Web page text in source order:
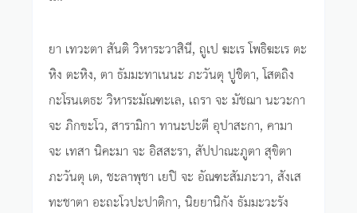
ยา เทวะตา สันติ วิหาระวาสินี, ถูเป ฆะเร โพธิฆะเร ตะ
หิง ตะหิง, ตา ธัมมะทาเนนะ ภะวันตุ ปูชิตา, โสตถิง
กะโรนเตธะ วิหาระมัณฑะเล, เถรา จะ มัชฌา นะวะกา
จะ ภิกขะโว, สารามิกา ทานะปะตี อุปาสะกา, คามา
จะ เทสา นิคะมา จะ อิสสะรา, สัปปาณะภูตา สุขิตา
ภะวันตุ เต, ชะลาพุชา เยปิ จะ อัณฑะสัมภะวา, สังเส
ทะชาตา อะถะโวปะปาติกา, นิยยานิกัง ธัมมะวะรัง